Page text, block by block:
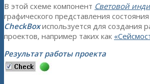
В этой схеме компонент Световой
графического представления состояния
CheckBoxиспользуется для создания
проектов, например таких как
Результат работы проекта